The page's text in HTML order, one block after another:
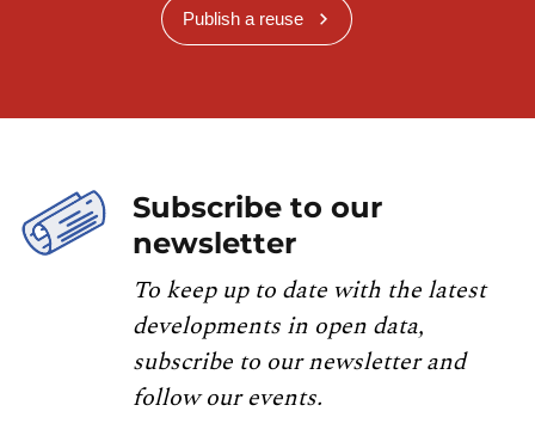
Publish a reuse
Subscribe to our
newsletter
To keep up to date with the latest
developments in open data,
subscribe to our newsletter and
follow our events.